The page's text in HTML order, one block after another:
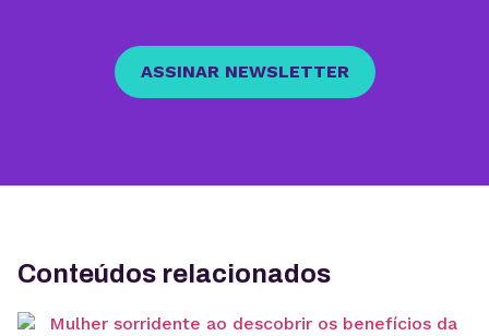
ASSINAR NEWSLETTER
Conteúdos relacionados